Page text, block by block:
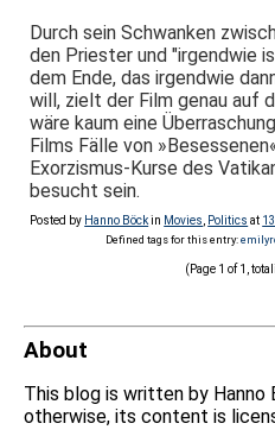
Durch sein Schwanken
den Priester und "irgendwie
dem Ende, das irgendwie
will, zielt der Film genau auf
wäre kaum eine
Films Fälle von
Exorzismus-Kurse des
besucht sein.
Posted by Hanno Böckin Movies Politics at
Defined tags for this entry:
(Page 1 of 1,
About
This blog is written by Hanno
otherwise, its content is